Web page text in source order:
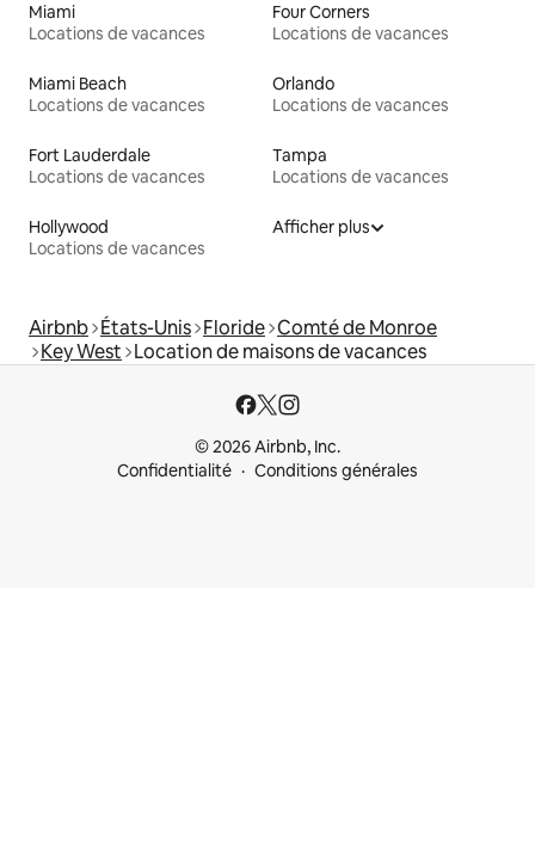
Miami
Locations de vacances
Four Corners
Locations de vacances
Miami Beach
Locations de vacances
Orlando
Locations de vacances
Fort Lauderdale
Locations de vacances
Tampa
Locations de vacances
Hollywood
Locations de vacances
Afficher plus
Airbnb États-Unis Floride Comté de Monroe
Key West Location de maisons de vacances
© 2026 Airbnb, Inc.
Confidentialité
Conditions générales